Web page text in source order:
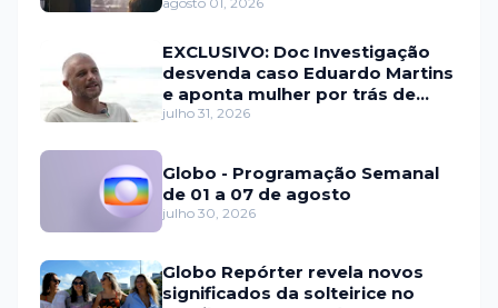
EXCLUSIVO: Doc Investigação
desvenda caso Eduardo Martins
e aponta mulher por trás de
fraude internacional
julho 31, 2026
Globo - Programação Semanal
de 01 a 07 de agosto
julho 30, 2026
Globo Repórter revela novos
significados da solteirice no